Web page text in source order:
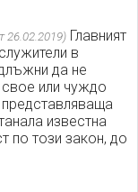
26.02.2019) Главният
в
да не
свое или чуждо
известна
по този закон, до